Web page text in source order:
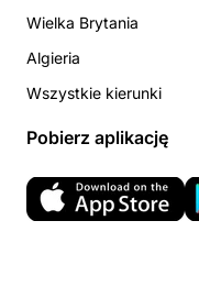
Wielka Brytania
Algieria
Wszystkie kierunki
Pobierz aplikację